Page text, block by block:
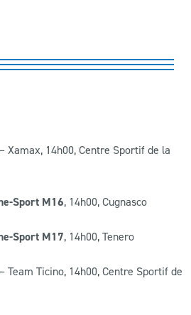
– Xamax, 14h00, Centre Sportif de la
Sport M16, 14h00, Cugnasco
Sport M17, 14h00, Tenero
– Team Ticino, 14h00, Centre Sportif de